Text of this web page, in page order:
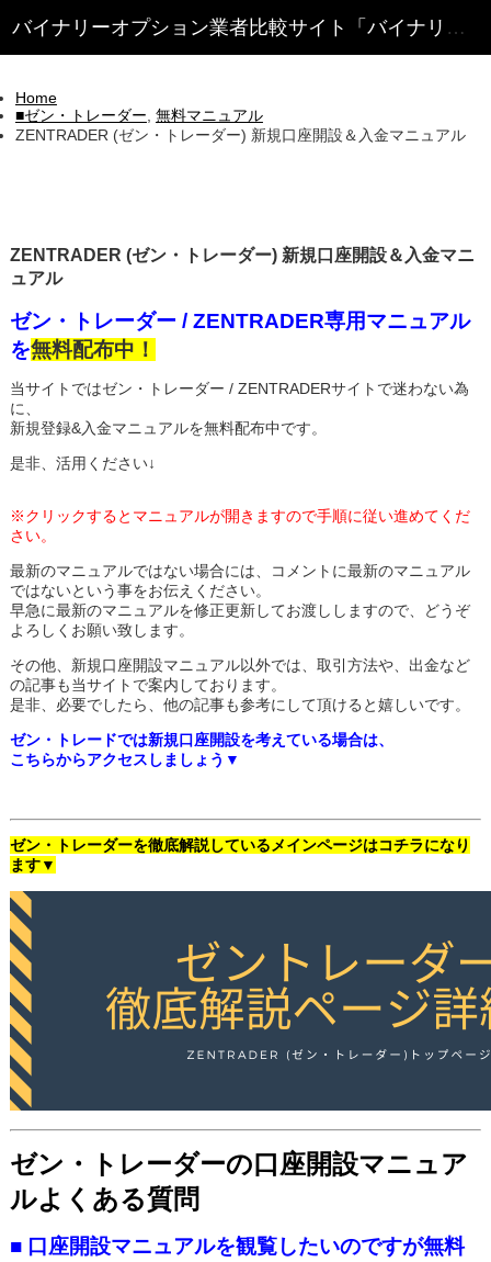
Home
■ゼン・トレーダー 無料マニュアル
ZENTRADER (ゼン・トレーダー) 新規口座開設＆入金マニュアル
ZENTRADER (ゼン・トレーダー) 新規口座開設＆入金マニ
ュアル
ゼン・トレーダー / ZENTRADER専用マニュアル
を無料配布中！
当サイトではゼン・トレーダー / ZENTRADERサイトで迷わない為
に、
新規登録&入金マニュアルを無料配布中です。
是非、活用ください↓
※クリックするとマニュアルが開きますので手順に従い進めてくだ
さい。
最新のマニュアルではない場合には、コメントに最新のマニュアル
ではないという事をお伝えください。
早急に最新のマニュアルを修正更新してお渡ししますので、どうぞ
よろしくお願い致します。
その他、新規口座開設マニュアル以外では、取引方法や、出金など
の記事も当サイトで案内しております。
是非、必要でしたら、他の記事も参考にして頂けると嬉しいです。
ゼン・トレードでは新規口座開設を考えている場合は、
こちらからアクセスしましょう▼
ゼン・トレーダーを徹底解説しているメインページはコチラになり
ます▼
ゼン・トレーダーの口座開設マニュア
ルよくある質問
■ 口座開設マニュアルを観覧したいのですが無料